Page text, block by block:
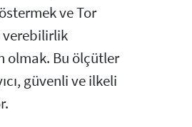
ve Tor
verebilirlik
olmak. Bu ölçütler
güvenli ve ilkeli